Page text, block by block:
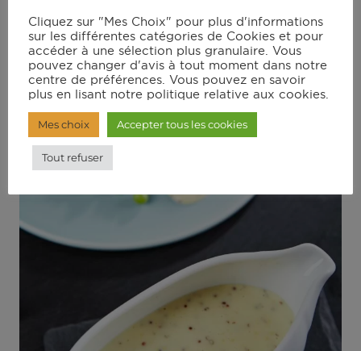
Cliquez sur "Mes Choix" pour plus d'informations
sur les différentes catégories de Cookies et pour
accéder à une sélection plus granulaire. Vous
pouvez changer d'avis à tout moment dans notre
centre de préférences. Vous pouvez en savoir
plus en lisant notre politique relative aux cookies.
Mes choix Accepter tous les cookies
Tout refuser